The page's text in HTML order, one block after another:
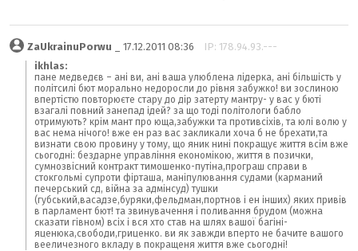
ZaUkrainuPorwu _ 17.12.2011 08:36 IP: 178.94.93.---
ikhlas:
пане медведєв – ані ви, ані ваша улюблена лідерка, ані більшість у
політсилі бют морально недоросли до рівня забужко! ви зослиною
впертістю повторюєте стару до дір затерту мантру- у вас у бюті
взагалі повний занепад ідей? за що тоді політологи бабло
отримують? крім мант про юща,забужки та противсіхів, та юлі волю у
вас нема нічого! вже ен раз вас закликали хоча б не брехати,та
визнати свою провину у тому, що яник нині покращує життя всім вже
сьогодні: бездарне управління економікою, життя в позички,
сумнозвісний контракт тимошенко-путіна,програш справи в
стокгольмі супроти фірташа, маніпулювання судами (карманий
печерський сд, війна за адмінсуд) тушки
(губський,васадзе,буряки,фельдман,портнов і ен інших) яких привів
в парламент бют! та звинувачення і поливання брудом (можна
сказати гівном) всіх і вся хто став на шлях вашої багіні-
яценюка,свободи,гриценко. ви як завжди вперто не бачите вашого
вееличезного вкладу в покращеня життя вже сьогодні!